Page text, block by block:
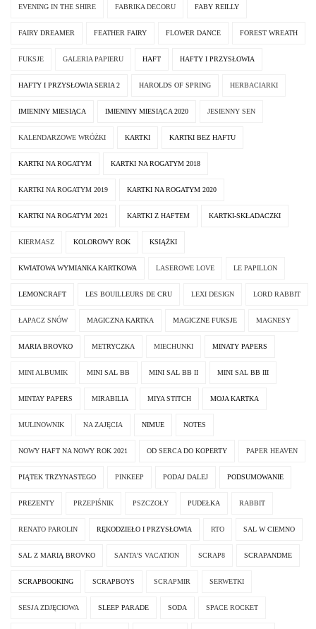
EVENING IN THE SHIRE FABRIKA DECORU FABY REILLY
FAIRY DREAMER FEATHER FAIRY FLOWER DANCE FOREST WREATH
FUKSJE GALERIA PAPIERU HAFT HAFTY I PRZYSŁOWIA
HAFTY I PRZYSŁOWIA SERIA 2 HAROLDS OF SPRING HERBACIARKI
IMIENINY MIESIĄCA IMIENINY MIESIĄCA 2020 JESIENNY SEN
KALENDARZOWE WRÓŻKI KARTKI KARTKI BEZ HAFTU
KARTKI NA ROGATYM KARTKI NA ROGATYM 2018
KARTKI NA ROGATYM 2019 KARTKI NA ROGATYM 2020
KARTKI NA ROGATYM 2021 KARTKI Z HAFTEM KARTKI-SKŁADACZKI
KIERMASZ KOLOROWY ROK KSIĄŻKI
KWIATOWA WYMIANKA KARTKOWA LASEROWE LOVE LE PAPILLON
LEMONCRAFT LES BOUILLEURS DE CRU LEXI DESIGN LORD RABBIT
ŁAPACZ SNÓW MAGICZNA KARTKA MAGICZNE FUKSJE MAGNESY
MARIA BROVKO METRYCZKA MIECHUNKI MINATY PAPERS
MINI ALBUMIK MINI SAL BB MINI SAL BB II MINI SAL BB III
MINTAY PAPERS MIRABILIA MIYA STITCH MOJA KARTKA
MULINOWNIK NA ZAJĘCIA NIMUE NOTES
NOWY HAFT NA NOWY ROK 2021 OD SERCA DO KOPERTY PAPER HEAVEN
PIĄTEK TRZYNASTEGO PINKEEP PODAJ DALEJ PODSUMOWANIE
PREZENTY PRZEPIŚNIK PSZCZOŁY PUDEŁKA RABBIT
RENATO PAROLIN RĘKODZIEŁO I PRZYSŁOWIA RTO SAL W CIEMNO
SAL Z MARIĄ BROVKO SANTA'S VACATION SCRAP8 SCRAPANDME
SCRAPBOOKING SCRAPBOYS SCRAPMIR SERWETKI
SESJA ZDJĘCIOWA SLEEP PARADE SODA SPACE ROCKET